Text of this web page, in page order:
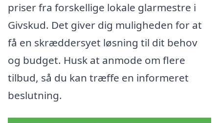
priser fra forskellige lokale glarmestre i
Givskud. Det giver dig muligheden for at
få en skræddersyet løsning til dit behov
og budget. Husk at anmode om flere
tilbud, så du kan træffe en informeret
beslutning.